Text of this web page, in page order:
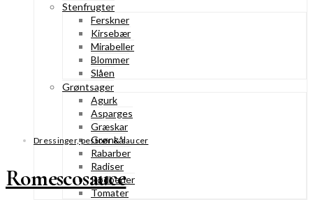
Stenfrugter
Ferskner
Kirsebær
Mirabeller
Blommer
Slåen
Grøntsager
Agurk
Asparges
Græskar
Grønkål
Rabarber
Radiser
Rødbeder
Tomater
Dressinger, pestoer & saucer
Romescosauce